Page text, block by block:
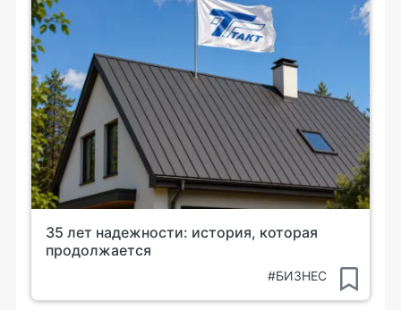
35 лет надежности: история, которая
продолжается
#БИЗНЕС